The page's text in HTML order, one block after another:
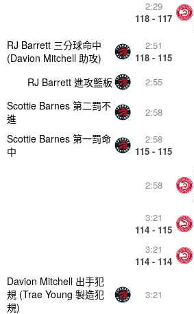
3:21
Davion Mitchell 出手犯
規 (Trae Young 製造犯
規)
3:21
114 - 114
3:21
114 - 115
2:58
2:58
115 - 115
Scottie Barnes 第一罰命
中
2:58
Scottie Barnes 第二罰不
進
2:55
RJ Barrett 進攻籃板
2:51
118 - 115
RJ Barrett 三分球命中
(Davion Mitchell 助攻)
2:29
118 - 117